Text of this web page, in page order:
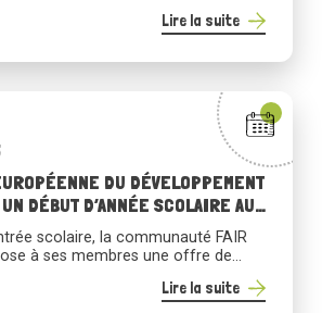
du programme FAIR Future
nationale de l’ECE. qui sera
Lire la suite
DU DÉVELOPPEMENT
DÉBUT D’ANNÉE SCOLAIRE AU
DÉVELOPPEMENT DURABLE
scolaire, la communauté FAIR
à ses membres une offre de
au commerce équitable dans la
Lire la suite